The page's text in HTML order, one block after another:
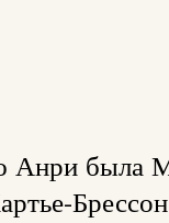
Анри была